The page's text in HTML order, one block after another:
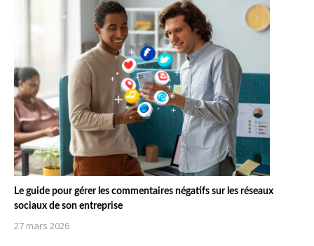
Le guide pour gérer les commentaires négatifs sur les réseaux
sociaux de son entreprise
27 mars 2026